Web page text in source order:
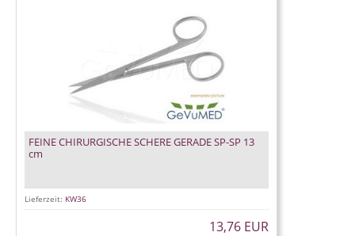
FEINE CHIRURGISCHE SCHERE GERADE SP-SP 13
cm
Lieferzeit: KW36
13,76 EUR